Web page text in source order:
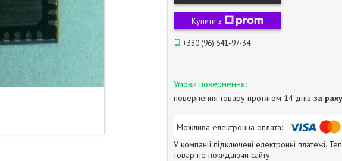
Купити з
+380 (96) 641-97-34
повернення товару протягом 14 днів за
У компанії підключені електронні платежі.
товар не покидаючи сайту.